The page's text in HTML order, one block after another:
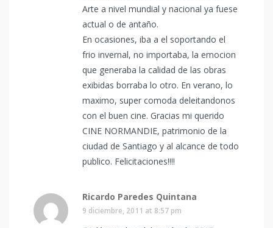
Arte a nivel mundial y nacional ya fuese
actual o de antaño.
En ocasiones, iba a el soportando el
frio invernal, no importaba, la emocion
que generaba la calidad de las obras
exibidas borraba lo otro. En verano, lo
maximo, super comoda deleitandonos
con el buen cine. Gracias mi querido
CINE NORMANDIE, patrimonio de la
ciudad de Santiago y al alcance de todo
publico. Felicitaciones!!!!
Ricardo Paredes Quintana
9 diciembre, 2011 at 8:57 pm